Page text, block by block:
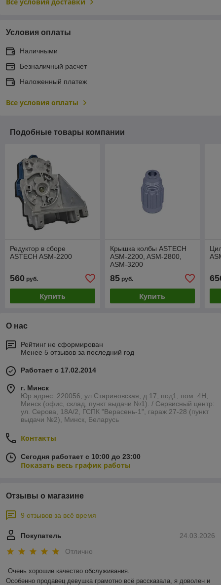
Условия оплаты
Наличными
Безналичный расчет
Наложенный платеж
Все условия оплаты
Подобные товары компании
Редуктор в сборе
ASTECH ASM-2200
560 руб.
Купить
Крышка колбы ASTECH
ASM-2200, ASM-2800,
ASM-3200
85руб.
Купить
О нас
Рейтинг не сформирован
Менее 5 отзывов за последний год
Работает с 17.02.2014
г. Минск
Юр.адрес: 220056, ул.Стариновская, д.17, под1, пом. 4Н,
Минск (офис, склад, пункт выдачи №1). / Сервисный центр:
ул. Серова, 18А/2, ГСПК "Верасень-1", гараж 27-28 (пункт
выдачи №2), Минск, Беларусь
Контакты
Сегодня работает с 10:00 до 23:00
Показать весь график работы
Отзывы о магазине
9 отзывов за всё время
24.03.2026
Покупатель
Отлично
Очень хорошие качество обслуживания.
Особенно продавец девушка грамотно всё рассказала, я доволен и